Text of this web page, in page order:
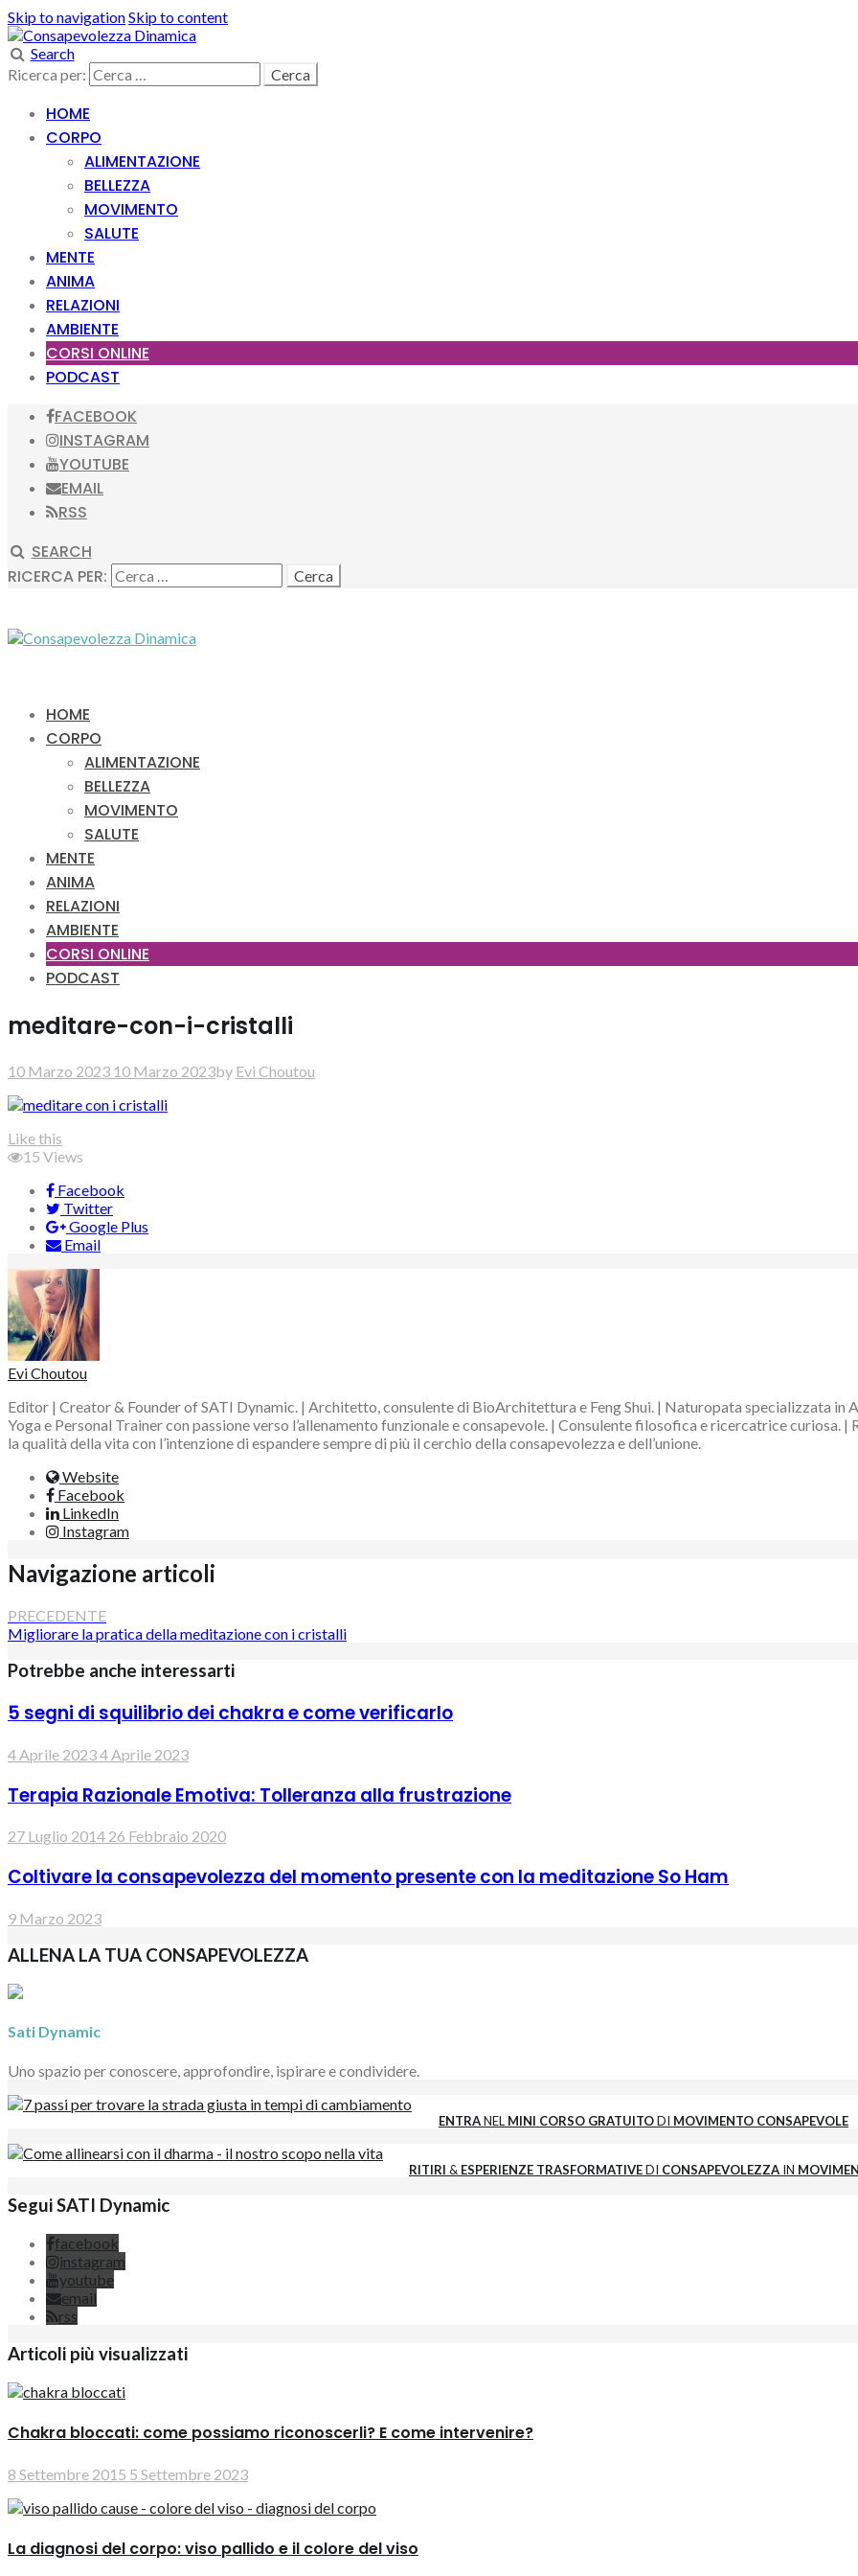
Skip to navigationSkip to content
Search
Ricerca per:
HOME
CORPO
ALIMENTAZIONE
BELLEZZA
MOVIMENTO
SALUTE
MENTE
ANIMA
RELAZIONI
AMBIENTE
CORSI ONLINE
PODCAST
FACEBOOK
INSTAGRAM
YOUTUBE
EMAIL
RSS
SEARCH
RICERCA PER:
HOME
CORPO
ALIMENTAZIONE
BELLEZZA
MOVIMENTO
SALUTE
MENTE
ANIMA
RELAZIONI
AMBIENTE
CORSI ONLINE
PODCAST
meditare-con-i-cristalli
10 Marzo 2023 10 Marzo 2023by Evi Choutou
Like this
15 Views
Facebook
Twitter
Google Plus
Email
Evi Choutou
Editor | Creator & Founder of SATI Dynamic. | Architetto, consulente di BioArchitettura e Feng Shui. | Naturopata specializzata in
Yoga e Personal Trainer con passione verso l’allenamento funzionale e consapevole. | Consulente filosofica e ricercatrice curiosa.
la qualità della vita con l’intenzione di espandere sempre di più il cerchio della consapevolezza e dell’unione.
Website
Facebook
LinkedIn
Instagram
Navigazione articoli
PRECEDENTE
Migliorare la pratica della meditazione con i cristalli
Potrebbe anche interessarti
5 segni di squilibrio dei chakra e come verificarlo
4 Aprile 20234 Aprile 2023
Terapia Razionale Emotiva: Tolleranza alla frustrazione
27 Luglio 2014 26 Febbraio 2020
Coltivare la consapevolezza del momento presente con la meditazione So Ham
9 Marzo 2023
ALLENA LA TUA CONSAPEVOLEZZA
Sati Dynamic
Uno spazio per conoscere, approfondire, ispirare e condividere.
ENTRANEL MINI CORSO GRATUITODI MOVIMENTO CONSAPEVOLE
RITIRI & ESPERIENZE TRASFORMATIVEDI CONSAPEVOLEZZA IN
Segui SATI Dynamic
facebook
instagram
youtube
email
rss
Articoli più visualizzati
Chakra bloccati: come possiamo riconoscerli? E come intervenire?
8 Settembre 2015 5 Settembre 2023
La diagnosi del corpo: viso pallido e il colore del viso